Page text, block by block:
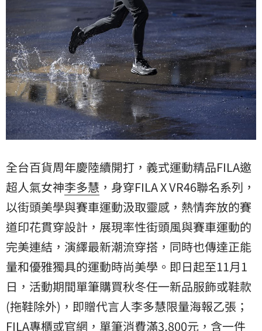
全台百貨周年慶陸續開打，義式運動精品FILA邀
超人氣女神李多慧 ，身穿FILA X VR46聯名系列，
以街頭美學與賽車運動汲取靈感，熱情奔放的賽
道印花貫穿設計，展現率性街頭風與賽車運動的
完美連結，演繹最新潮流穿搭，同時也傳達正能
量和優雅獨具的運動時尚美學。即日起至11月1
日，活動期間單筆購買秋冬任一新品服飾或鞋款
(拖鞋除外)，即贈代言人李多慧限量海報乙張；
FILA專櫃或官網，單筆消費滿3,800元，含一件